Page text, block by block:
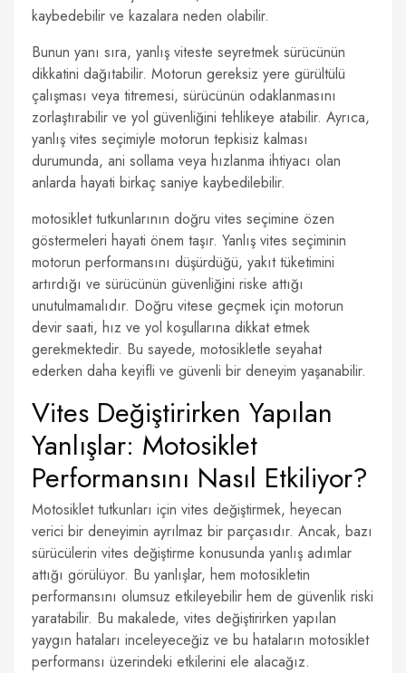
kaybedebilir ve kazalara neden olabilir.
Bunun yanı sıra, yanlış viteste seyretmek sürücünün
dikkatini dağıtabilir. Motorun gereksiz yere gürültülü
çalışması veya titremesi, sürücünün odaklanmasını
zorlaştırabilir ve yol güvenliğini tehlikeye atabilir. Ayrıca,
yanlış vites seçimiyle motorun tepkisiz kalması
durumunda, ani sollama veya hızlanma ihtiyacı olan
anlarda hayati birkaç saniye kaybedilebilir.
motosiklet tutkunlarının doğru vites seçimine özen
göstermeleri hayati önem taşır. Yanlış vites seçiminin
motorun performansını düşürdüğü, yakıt tüketimini
artırdığı ve sürücünün güvenliğini riske attığı
unutulmamalıdır. Doğru vitese geçmek için motorun
devir saati, hız ve yol koşullarına dikkat etmek
gerekmektedir. Bu sayede, motosikletle seyahat
ederken daha keyifli ve güvenli bir deneyim yaşanabilir.
Vites Değiştirirken Yapılan
Yanlışlar: Motosiklet
Performansını Nasıl Etkiliyor?
Motosiklet tutkunları için vites değiştirmek, heyecan
verici bir deneyimin ayrılmaz bir parçasıdır. Ancak, bazı
sürücülerin vites değiştirme konusunda yanlış adımlar
attığı görülüyor. Bu yanlışlar, hem motosikletin
performansını olumsuz etkileyebilir hem de güvenlik riski
yaratabilir. Bu makalede, vites değiştirirken yapılan
yaygın hataları inceleyeceğiz ve bu hataların motosiklet
performansı üzerindeki etkilerini ele alacağız.